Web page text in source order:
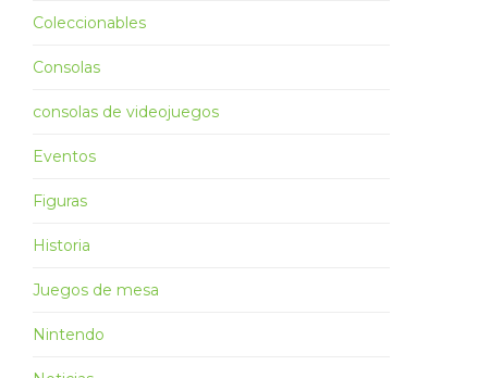
Coleccionables
Consolas
consolas de videojuegos
Eventos
Figuras
Historia
Juegos de mesa
Nintendo